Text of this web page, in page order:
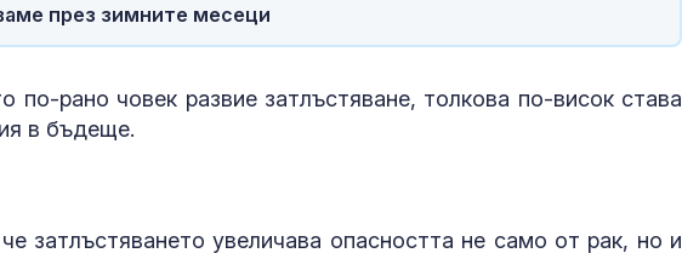
през зимните месеци
по-рано човек развие затлъстяване, толкова по-висок става
в бъдеще.
затлъстяването увеличава опасността не само от рак, но и